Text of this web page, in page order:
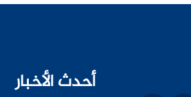
أحدث الأخبار